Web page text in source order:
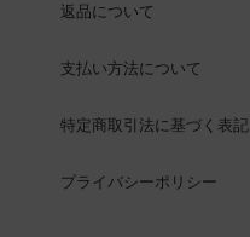
返品について
支払い方法について
特定商取引法に基づく表記
プライバシーポリシー